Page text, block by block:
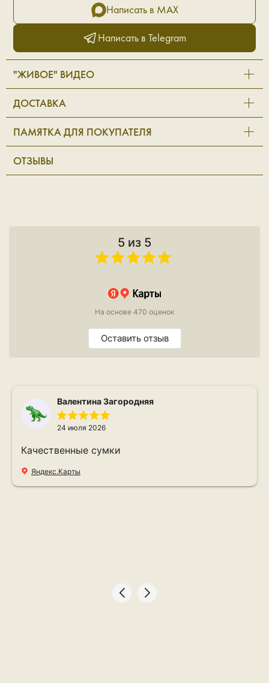
Написать в MAX
Написать в Telegram
"ЖИВОЕ" ВИДЕО
ДОСТАВКА
ПАМЯТКА ДЛЯ ПОКУПАТЕЛЯ
ОТЗЫВЫ
5 из 5
На основе 470 оценок
Оставить отзыв
Валентина Загородняя
24 июля 2026
Качественные сумки
Яндекс.Карты